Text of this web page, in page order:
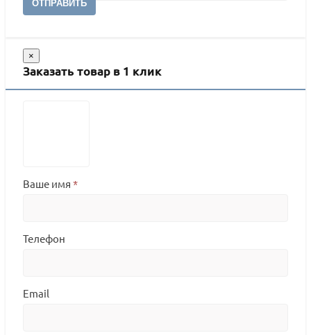
ОТПРАВИТЬ
×
Заказать товар в 1 клик
Ваше имя *
Телефон
Email